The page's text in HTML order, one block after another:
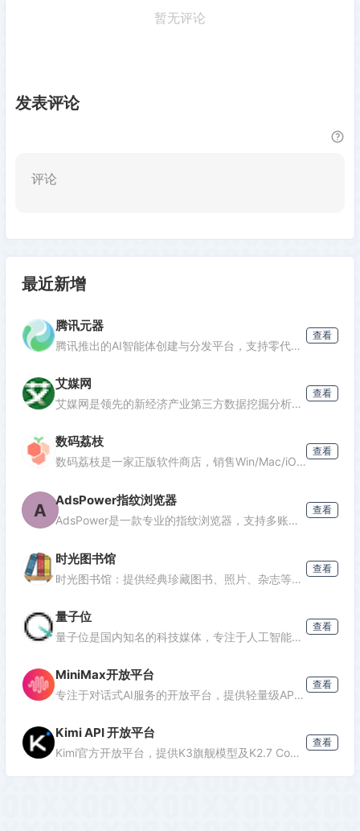
暂无评论
发表评论
评论
最近新增
腾讯元器
腾讯推出的AI智能体创建与分发平台，支持零代码开发专属AI聊天机器人，深度集成腾讯生态能力，可分发至微信等渠道。
查看
艾媒网
艾媒网是领先的新经济产业第三方数据挖掘分析机构，提供行业报告、消费洞察和商业趋势数据，覆盖AI、电商、汽车等多个领域。
查看
数码荔枝
数码荔枝是一家正版软件商店，销售Win/Mac/iOS/Android平台的影音、办公、设计等软件，并提供使用教程和会员优惠。
查看
A AdsPower指纹浏览器
AdsPower是一款专业的指纹浏览器，支持多账号防关联管理，适用于跨境电商、广告投放、社媒营销等场景，提供独立浏览器环境，降低封号风险。
查看
时光图书馆
时光图书馆：提供经典珍藏图书、照片、杂志等文化资源的数字平台。
查看
量子位
量子位是国内知名的科技媒体，专注于人工智能领域，提供最新AI资讯、行业分析和深度报道，是了解AI发展的重要窗口。
查看
MiniMax开放平台
专注于对话式AI服务的开放平台，提供轻量级API接口，支持多轮对话、文本生成等功能，适合需要快速集成对话能力的开发者。
查看
Kimi API 开放平台
Kimi官方开放平台，提供K3旗舰模型及K2.7 Code编程模型API，支持1M token上下文、联网搜索及代码执行，助力开发者高效构建智能应用。
查看